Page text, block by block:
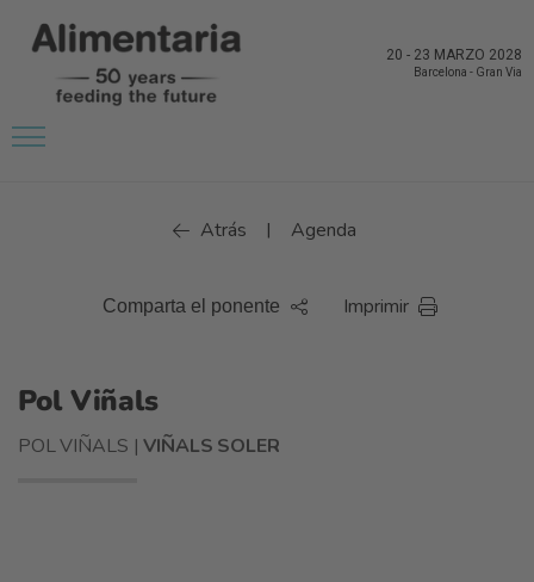
20 - 23 MARZO 2028
Barcelona - Gran Via
Atrás | Agenda
Comparta el ponente Imprimir
Pol Viñals
POL VIÑALS |VIÑALS SOLER